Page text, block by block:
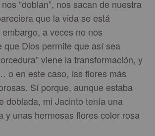
“doblan”, nos sacan de nuestra
que la vida se está
a veces no nos
que Dios permite que así sea
viene la transformación, y
o en este caso, las flores más
Sí porque, aunque estaba
doblada, mi Jacinto tenía una
y unas hermosas flores color rosa